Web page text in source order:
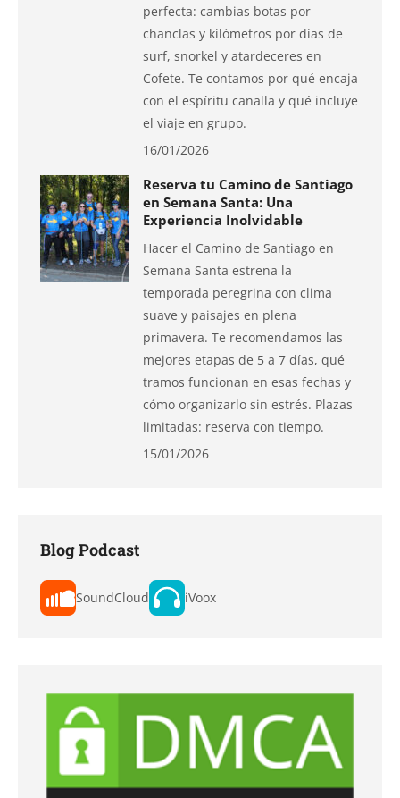
perfecta: cambias botas por
chanclas y kilómetros por días de
surf, snorkel y atardeceres en
Cofete. Te contamos por qué encaja
con el espíritu canalla y qué incluye
el viaje en grupo.
16/01/2026
Reserva tu Camino de Santiago
en Semana Santa: Una
Experiencia Inolvidable
Hacer el Camino de Santiago en
Semana Santa estrena la
temporada peregrina con clima
suave y paisajes en plena
primavera. Te recomendamos las
mejores etapas de 5 a 7 días, qué
tramos funcionan en esas fechas y
cómo organizarlo sin estrés. Plazas
limitadas: reserva con tiempo.
15/01/2026
Blog Podcast
SoundCloud iVoox